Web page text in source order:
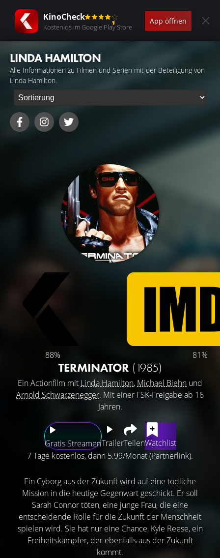
KinoCheck
Kostenlos im Google Play Store
App öffnen
LINDA HAMILTON
Alle Informationen zu Filmen und Serien mit der Beteiligung von
Linda Hamilton.
88% 81%
TERMINATOR (1985)
Ein Actionfilm mit Linda Hamilton, Michael Biehn und
Arnold Schwarzenegger. Mit einer FSK-Freigabe ab 16
Jahren.
Gratis StreamenTrailerTeilenWatchlist
7 Tage kostenlos, dann 5.99/Monat (Partnerlink).
Ein Cyborg aus der Zukunft wird auf eine tödliche
Mission in die heutige Gegenwart geschickt. Er soll
Sarah Connor töten, eine junge Frau, die eine
entscheidende Rolle für die Zukunft der Menschheit
spielen wird. Sie hat nur eine Chance, Kyle Reese, ein
Freiheitskämpfer, der ebenfalls aus der Zukunft
kommt.